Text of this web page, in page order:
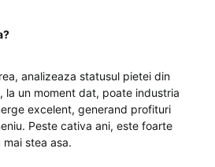
analizeaza statusul pietei din
la un moment dat, poate industria
excelent, generand profituri
Peste cativa ani, este foarte
stea asa.